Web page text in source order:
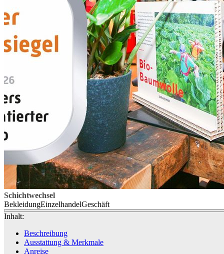
Schichtwechsel
BekleidungEinzelhandelGeschäft
Inhalt:
Beschreibung
Ausstattung & Merkmale
Anreise